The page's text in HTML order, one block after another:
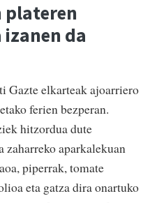
plateren
da
Gazte elkarteak ajoarriero
ferien bezperan.
hitzordua dute
zaharreko aparkalekuan
piperrak, tomate
eta gatza dira onartuko